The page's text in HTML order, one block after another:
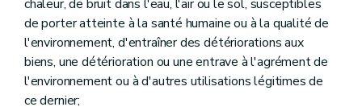
Section 4 Evaluation des incidences
Art. 170
chaleur, de bruit dans l'eau, l'air ou le sol, susceptibles
de porter atteinte à la santé humaine ou à la qualité de
l'environnement, d'entraîner des détériorations aux
biens, une détérioration ou une entrave à l'agrément de
l'environnement ou à d'autres utilisations légitimes de
ce dernier;